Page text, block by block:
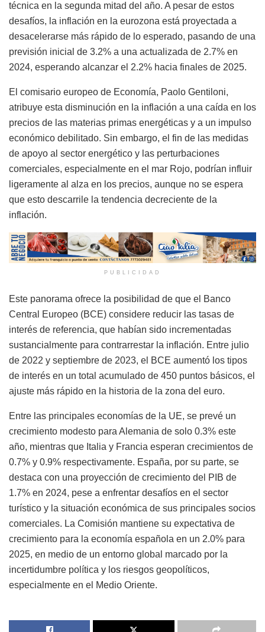
técnica en la segunda mitad del año. A pesar de estos
desafíos, la inflación en la eurozona está proyectada a
desacelerarse más rápido de lo esperado, pasando de una
previsión inicial de 3.2% a una actualizada de 2.7% en
2024, esperando alcanzar el 2.2% hacia finales de 2025.
El comisario europeo de Economía, Paolo Gentiloni,
atribuye esta disminución en la inflación a una caída en los
precios de las materias primas energéticas y a un impulso
económico debilitado. Sin embargo, el fin de las medidas
de apoyo al sector energético y las perturbaciones
comerciales, especialmente en el mar Rojo, podrían influir
ligeramente al alza en los precios, aunque no se espera
que esto descarrile la tendencia decreciente de la
inflación.
PUBLICIDAD
Este panorama ofrece la posibilidad de que el Banco
Central Europeo (BCE) considere reducir las tasas de
interés de referencia, que habían sido incrementadas
sustancialmente para contrarrestar la inflación. Entre julio
de 2022 y septiembre de 2023, el BCE aumentó los tipos
de interés en un total acumulado de 450 puntos básicos, el
ajuste más rápido en la historia de la zona del euro.
Entre las principales economías de la UE, se prevé un
crecimiento modesto para Alemania de solo 0.3% este
año, mientras que Italia y Francia esperan crecimientos de
0.7% y 0.9% respectivamente. España, por su parte, se
destaca con una proyección de crecimiento del PIB de
1.7% en 2024, pese a enfrentar desafíos en el sector
turístico y la situación económica de sus principales socios
comerciales. La Comisión mantiene su expectativa de
crecimiento para la economía española en un 2.0% para
2025, en medio de un entorno global marcado por la
incertidumbre política y los riesgos geopolíticos,
especialmente en el Medio Oriente.